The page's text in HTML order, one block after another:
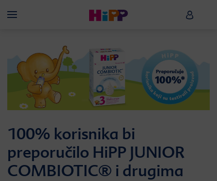
Menü HiPP
100% korisnika bi
preporučilo HiPP JUNIOR
COMBIOTIC® i drugima